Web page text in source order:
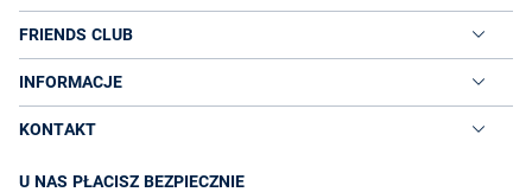
FRIENDS CLUB
INFORMACJE
KONTAKT
U NAS PŁACISZ BEZPIECZNIE